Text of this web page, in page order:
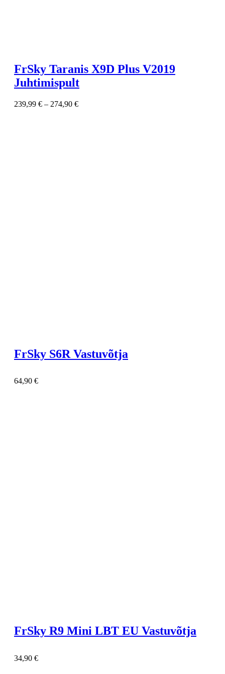
FrSky Taranis X9D Plus V2019
Juhtimispult
239,99 € – 274,90 €
FrSky S6R Vastuvõtja
64,90 €
FrSky R9 Mini LBT EU Vastuvõtja
34,90 €